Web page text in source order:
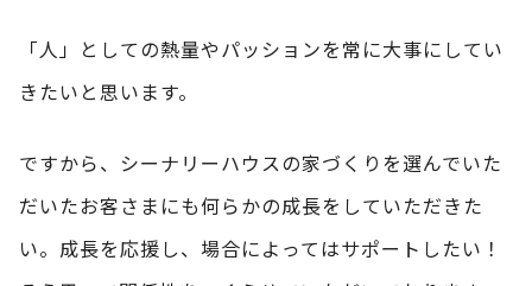
「人」としての熱量やパッションを常に大事にしてい
きたいと思います。
ですから、シーナリーハウスの家づくりを選んでいた
だいたお客さまにも何らかの成長をしていただきた
い。成長を応援し、場合によってはサポートしたい！